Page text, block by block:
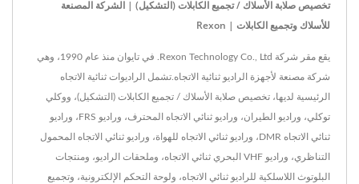
تخصيص صلابة الأسلاك / تجميع الكابلات (التشكيل) | الشركة المصنعة
للأسلاك وتجميع الكابلات | Rexon
يقع مقر شركة Rexon Technology Co., Ltd. في تايوان منذ عام 1990، وهي
شركة مصنعة لأجهزة الراديو ثنائية الاتجاه.تشمل الراديوات ثنائية الاتجاه
الرئيسية لديها، تخصيص صلابة الأسلاك / تجميع الكابلات (التشكيل)، ووكلي
توكلي، وراديو الطيران، وراديو ثنائي الاتجاه المحترف، وراديو FRS، وراديو
ثنائي الاتجاه DMR، وراديو ثنائي الاتجاه للهواة، وراديو ثنائي الاتجاه المحمول
التناظري، وراديو VHF البحري ثنائي الاتجاه، وملحقات الراديو، ومنتجات
البلوتوث اللاسلكية للراديو ثنائي الاتجاه، ولوحة التحكم الإلكترونية، وتجميع